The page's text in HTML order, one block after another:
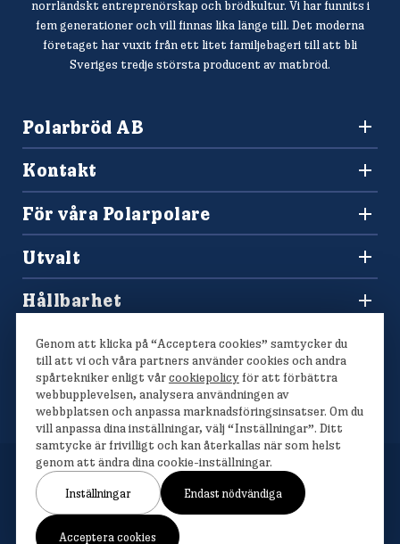
norrländskt entreprenörskap och brödkultur. Vi har funnits i
fem generationer och vill finnas lika länge till. Det moderna
företaget har vuxit från ett litet familjebageri till att bli
Sveriges tredje största producent av matbröd.
Polarbröd AB
010-450 60 00
info@polarbrod.se
Kontakt
Konsumentkontakt och reklamation
Frågor och svar
Press och nyhetsrum
Sponsring
För våra Polarpolare
Tävlingar
Hitta din Polarklämma
Utvalt
Lediga jobb
Våra bröd
Hållbarhet
Polarmetoden
Om cookies
Cookieinställningar
Personuppgiftshantering
Genom att klicka på “Acceptera cookies” samtycker du
till att vi och våra partners använder cookies och andra
spårtekniker enligt vårcookiepolicyför att förbättra
webbupplevelsen, analysera användningen av
webbplatsen och anpassa marknadsföringsinsatser. Om du
vill anpassa dina inställningar, välj “Inställningar”. Ditt
samtycke är frivilligt och kan återkallas när som helst
genom att ändra dina cookie-inställningar.
Inställningar Endast nödvändiga
Acceptera cookies